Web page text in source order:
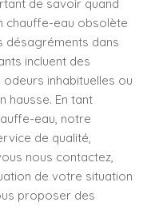
de savoir quand
chauffe-eau obsolète
désagréments dans
incluent des
inhabituelles ou
hausse. En tant
eau, notre
de qualité,
nous contactez,
de votre situation
proposer des